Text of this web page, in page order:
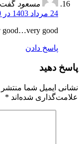
مسعود
24 مرداد 1403 در 22:20
good…
پاسخ دادن
پاسخ دهید
نشانی ایمیل شما
علامت‌گذاری شده‌اند *